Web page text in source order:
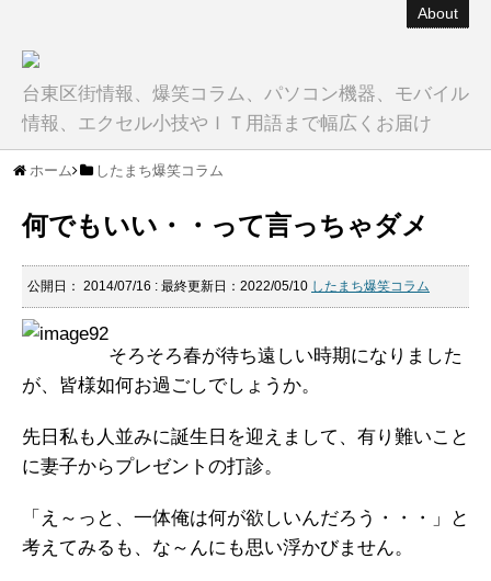
About
台東区街情報、爆笑コラム、パソコン機器、モバイル
情報、エクセル小技やＩＴ用語まで幅広くお届け
ホーム したまち爆笑コラム
何でもいい・・って言っちゃダメ
公開日： 2014/07/16 : 最終更新日：2022/05/10 したまち爆笑コラム
そろそろ春が待ち遠しい時期になりました
が、皆様如何お過ごしでしょうか。
先日私も人並みに誕生日を迎えまして、有り難いこと
に妻子からプレゼントの打診。
「え～っと、一体俺は何が欲しいんだろう・・・」と
考えてみるも、な～んにも思い浮かびません。